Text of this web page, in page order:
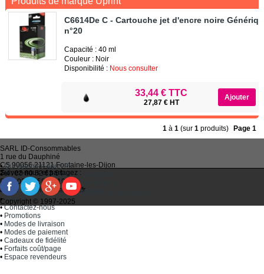
C6614De C - Cartouche jet d'encre noire
n°20
Capacité : 40 ml
Couleur : Noir
Disponibilité : Nous consulter
33,44 € TTC
27,87 € HT
1 à1 (sur1 produits) Page 1
SARL ID-Consommables
1 rue du Dauphiné
CS 90056 21121Fontaine-les-Dijon
Tel :03 80 52 63 64
Fax :03 80 58 81 10
Email : idc@imprimantes.fr
•Qui sommes-nous ?
•Recycler ses cartouches usagées
• Bien choisir ses cartouches d'encre
•
Conditions générales de vente
•Plan du site
•Contactez-nous
• Promotions
• Modes de livraison
• Modes de paiement
• Cadeaux de fidélité
• Forfaits coût/page
• Espace revendeurs
Suivez-nous et partagez :
Consent Preferences
Copyright © 1997-2025